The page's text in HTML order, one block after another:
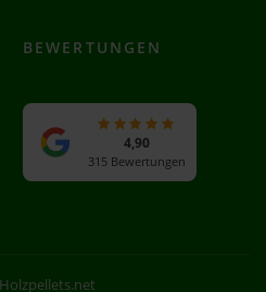
BEWERTUNGEN
4,90
315 Bewertungen